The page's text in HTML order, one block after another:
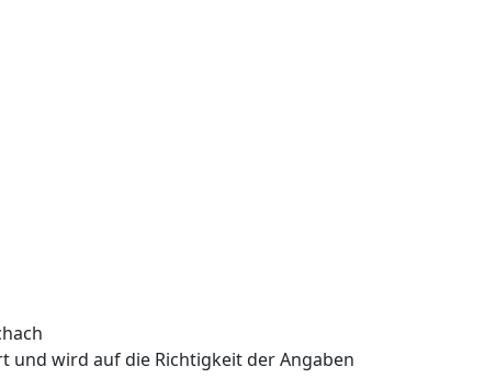
und wird auf die Richtigkeit der Angaben